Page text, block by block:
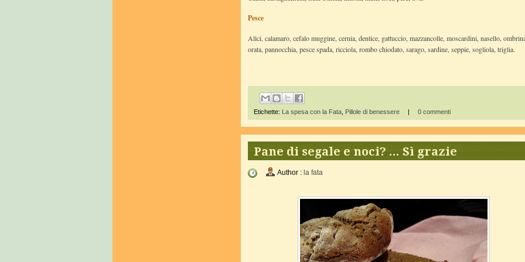
Pesce
Alici, calamaro, cefalo muggine, cernia, dentice, gattuccio, mazzancolle, moscardini, nasello,
orata, pannocchia, pesce spada, ricciola, rombo chiodato, sarago, sardine, seppie, sogliola, triglia.
Etichette: La spesa con la Fata Pillole di benessere | 0 commenti
Pane di segale e noci? ... Sì grazie
Author : la fata